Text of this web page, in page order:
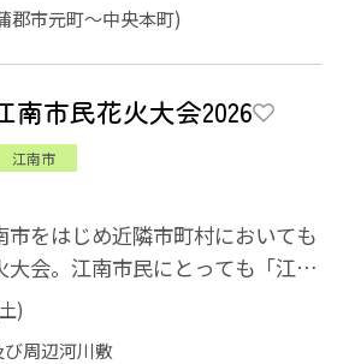
郡市元町～中央本町)
南市民花火大会2026
江南市
市をはじめ近隣市町村においても
大会。江南市民にとっても「江南
定着しています。市民...
)
周辺河川敷